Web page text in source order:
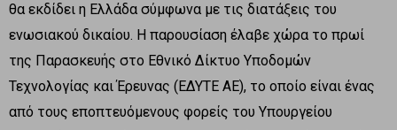
θα εκδίδει η Ελλάδα σύμφωνα με τις διατάξεις του
ενωσιακού δικαίου. Η παρουσίαση έλαβε χώρα το πρωί
της Παρασκευής στο Εθνικό Δίκτυο Υποδομών
Τεχνολογίας και Έρευνας (ΕΔΥΤΕ ΑΕ), το οποίο είναι ένας
από τους εποπτευόμενους φορείς του Υπουργείου